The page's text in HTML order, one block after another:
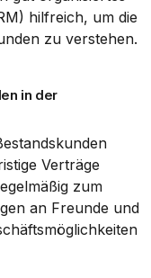
hilfreich, um die
zu verstehen.
in der
Verträge
zum
an Freunde und